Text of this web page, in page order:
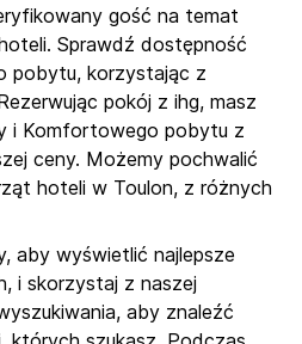
gość na temat
Sprawdź dostępność
pobytu, korzystając z
pokój z ihg, masz
i Komfortowego pobytu z
ceny. Możemy pochwalić
hoteli w Toulon, z różnych
aby wyświetlić najlepsze
i skorzystaj z naszej
aby znaleźć